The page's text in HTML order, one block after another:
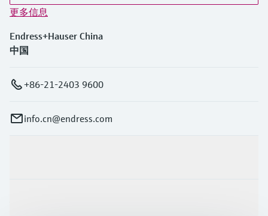
更多信息
Endress+Hauser China
中国
+86-21-2403 9600
info.cn@endress.com